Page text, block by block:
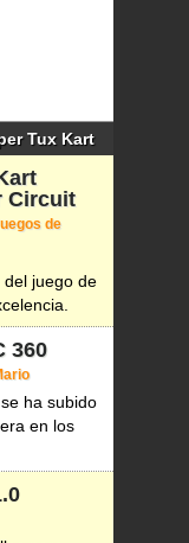
Tux Kart
Circuit
de
del juego de
360
ha subido
en los